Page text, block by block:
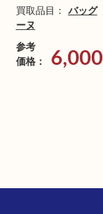
買取品目： バッグ
ーヌ
参考
価格：
6,000